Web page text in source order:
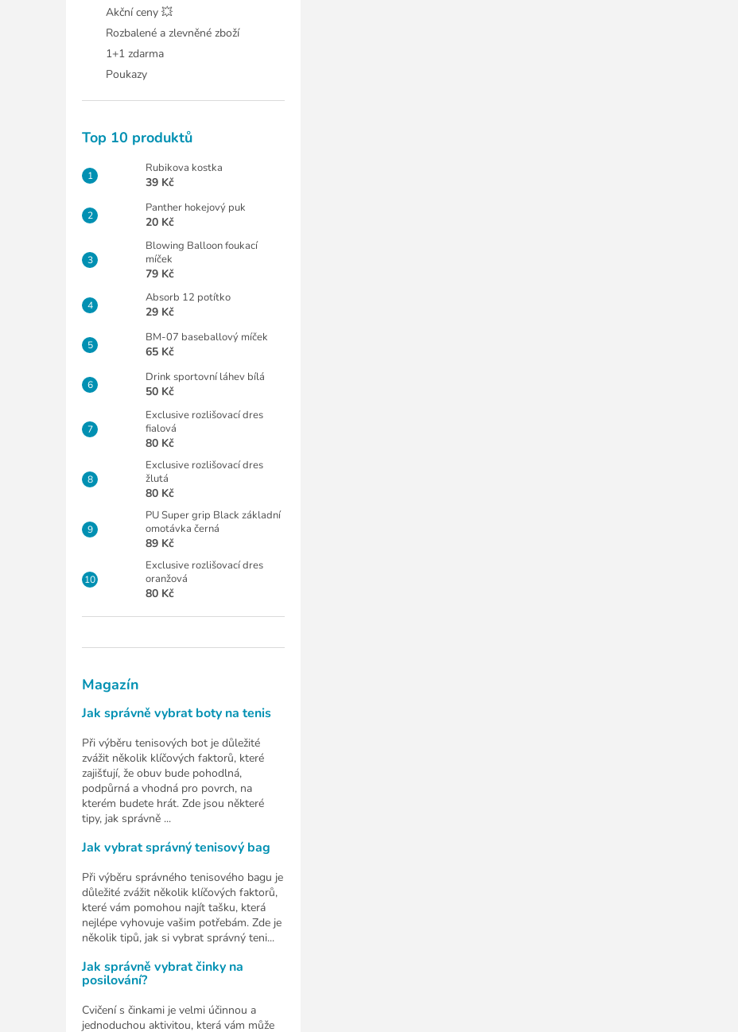
Akční ceny 💥
Rozbalené a zlevněné zboží
1+1 zdarma
Poukazy
Top 10 produktů
Rubikova kostka
39 Kč
Panther hokejový puk
20 Kč
Blowing Balloon foukací
míček
79 Kč
Absorb 12 potítko
29 Kč
BM-07 baseballový míček
65 Kč
Drink sportovní láhev bílá
50 Kč
Exclusive rozlišovací dres
fialová
80 Kč
Exclusive rozlišovací dres
žlutá
80 Kč
PU Super grip Black základní
omotávka černá
89 Kč
Exclusive rozlišovací dres
oranžová
80 Kč
Magazín
Jak správně vybrat boty na tenis
Při výběru tenisových bot je důležité
zvážit několik klíčových faktorů, které
zajišťují, že obuv bude pohodlná,
podpůrná a vhodná pro povrch, na
kterém budete hrát. Zde jsou některé
tipy, jak správně ...
Jak vybrat správný tenisový bag
Při výběru správného tenisového bagu je
důležité zvážit několik klíčových faktorů,
které vám pomohou najít tašku, která
nejlépe vyhovuje vašim potřebám. Zde je
několik tipů, jak si vybrat správný teni...
Jak správně vybrat činky na
posilování?
Cvičení s činkami je velmi účinnou a
jednoduchou aktivitou, která vám může